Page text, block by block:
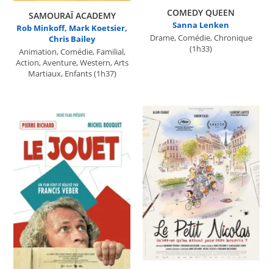
SAMOURAÏ ACADEMY
Rob Minkoff, Mark Koetsier,
Chris Bailey
Animation, Comédie, Familial,
Action, Aventure, Western, Arts
Martiaux, Enfants(1h37)
COMEDY QUEEN
Sanna Lenken
Drame, Comédie, Chronique
(1h33)